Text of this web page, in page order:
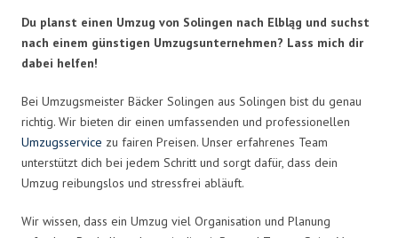
Du planst einen Umzug von Solingen nach Elbląg und suchst
nach einem günstigen Umzugsunternehmen? Lass mich dir
dabei helfen!
Bei Umzugsmeister Bäcker Solingen aus Solingen bist du genau
richtig. Wir bieten dir einen umfassenden und professionellen
Umzugsservice zu fairen Preisen. Unser erfahrenes Team
unterstützt dich bei jedem Schritt und sorgt dafür, dass dein
Umzug reibungslos und stressfrei abläuft.
Wir wissen, dass ein Umzug viel Organisation und Planung